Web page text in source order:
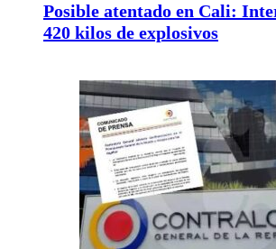
Posible atentado en Cali:
420 kilos de explosivos